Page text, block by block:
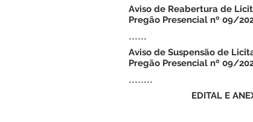
Aviso de Reabertura de
Pregão Presencial nº 09/
******
Aviso de Suspensão de
Pregão Presencial nº 09/
********
EDITAL E